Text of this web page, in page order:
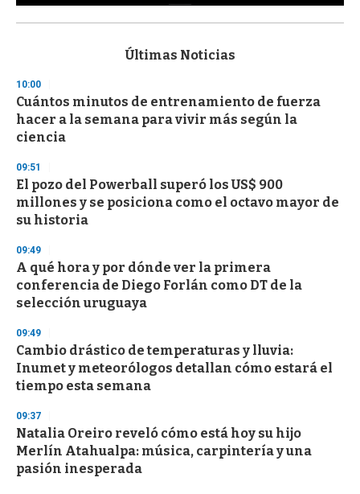
s
d
s
o
f
3
s
e
c
o
n
Últimas Noticias
10:00
Cuántos minutos de entrenamiento de fuerza
hacer a la semana para vivir más según la
ciencia
09:51
El pozo del Powerball superó los US$ 900
millones y se posiciona como el octavo mayor de
su historia
09:49
A qué hora y por dónde ver la primera
conferencia de Diego Forlán como DT de la
selección uruguaya
09:49
Cambio drástico de temperaturas y lluvia:
Inumet y meteorólogos detallan cómo estará el
tiempo esta semana
09:37
Natalia Oreiro reveló cómo está hoy su hijo
Merlín Atahualpa: música, carpintería y una
pasión inesperada